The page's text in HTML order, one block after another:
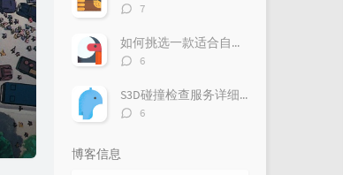
评
数：
7
如何挑选一款适合自己的三维配管软件？
评
数：
6
S3D碰撞检查服务详细介绍
评
6
博客信息